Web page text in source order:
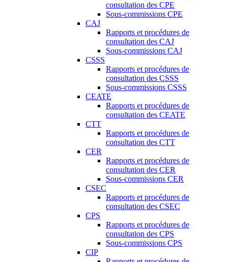
consultation des CPE
Sous-commissions CPE
CAJ
Rapports et procédures de
consultation des CAJ
Sous-commissions CAJ
CSSS
Rapports et procédures de
consultation des CSSS
Sous-commissions CSSS
CEATE
Rapports et procédures de
consultation des CEATE
CTT
Rapports et procédures de
consultation des CTT
CER
Rapports et procédures de
consultation des CER
Sous-commissions CER
CSEC
Rapports et procédures de
consultation des CSEC
CPS
Rapports et procédures de
consultation des CPS
Sous-commissions CPS
CIP